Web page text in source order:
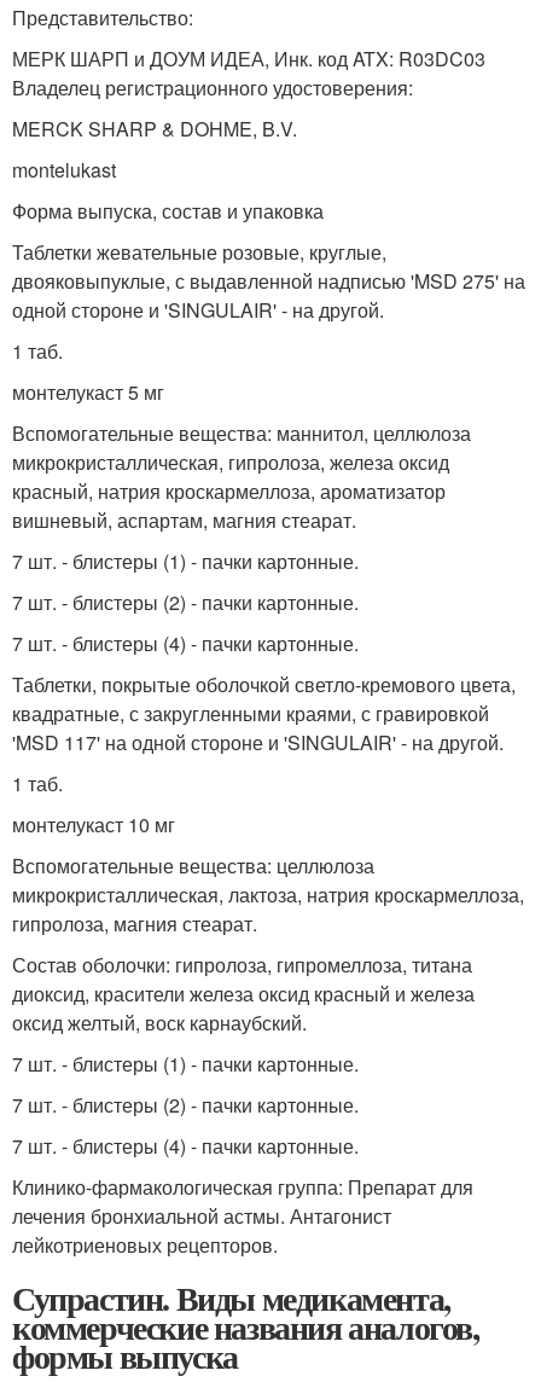
Представительство:
МЕРК ШАРП и ДОУМ ИДЕА, Инк. код ATX: R03DC03
Владелец регистрационного удостоверения:
MERCK SHARP & DOHME, B.V.
montelukast
Форма выпуска, состав и упаковка
Таблетки жевательные розовые, круглые,
двояковыпуклые, с выдавленной надписью 'MSD 275' на
одной стороне и 'SINGULAIR' - на другой.
1 таб.
монтелукаст 5 мг
Вспомогательные вещества: маннитол, целлюлоза
микрокристаллическая, гипролоза, железа оксид
красный, натрия кроскармеллоза, ароматизатор
вишневый, аспартам, магния стеарат.
7 шт. - блистеры (1) - пачки картонные.
7 шт. - блистеры (2) - пачки картонные.
7 шт. - блистеры (4) - пачки картонные.
Таблетки, покрытые оболочкой светло-кремового цвета,
квадратные, с закругленными краями, с гравировкой
'MSD 117' на одной стороне и 'SINGULAIR' - на другой.
1 таб.
монтелукаст 10 мг
Вспомогательные вещества: целлюлоза
микрокристаллическая, лактоза, натрия кроскармеллоза,
гипролоза, магния стеарат.
Состав оболочки: гипролоза, гипромеллоза, титана
диоксид, красители железа оксид красный и железа
оксид желтый, воск карнаубский.
7 шт. - блистеры (1) - пачки картонные.
7 шт. - блистеры (2) - пачки картонные.
7 шт. - блистеры (4) - пачки картонные.
Клинико-фармакологическая группа: Препарат для
лечения бронхиальной астмы. Антагонист
лейкотриеновых рецепторов.
Супрастин. Виды медикамента,
коммерческие названия аналогов,
формы выпуска